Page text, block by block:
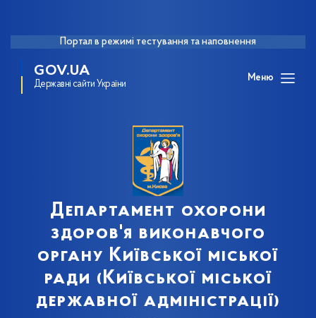
Портал в режимі тестування та наповнення
GOV.UA
Державні сайти України
Меню
Департамент охорони
здоров'я виконавчого
органу Київської міської
ради (Київської міської
державної адміністрації)